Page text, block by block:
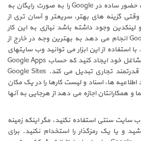
این سرویس می تواند یک حضور ساده در Google را به صورت رایگان به
وقتی گزینه های بهتر، سریعتر و آسان تری از
وجود داشته باشد نیازی به این کار
نیست. کاری که Google Sites انجام می دهد به بهترین وجه در خارج از
استفاده از این ابزار می توانید وب سایتهای
مستقر و تیمی مستقر در مشاغل خود ایجاد کنید که حساب Google Apps
شما را به یک ابزار سازمان قدرتمند تجاری تبدیل می کند. Google Sites
اطلاعیه ها، اسناد و لیست کارها را در یک مکان
و همکارانتان اجازه می دهد از هرجایی به آنها
وب سایت سنتی استفاده نکنید، مگر اینکه زمینه
و یا یک رمزگذار را استخدام نکنید. برای